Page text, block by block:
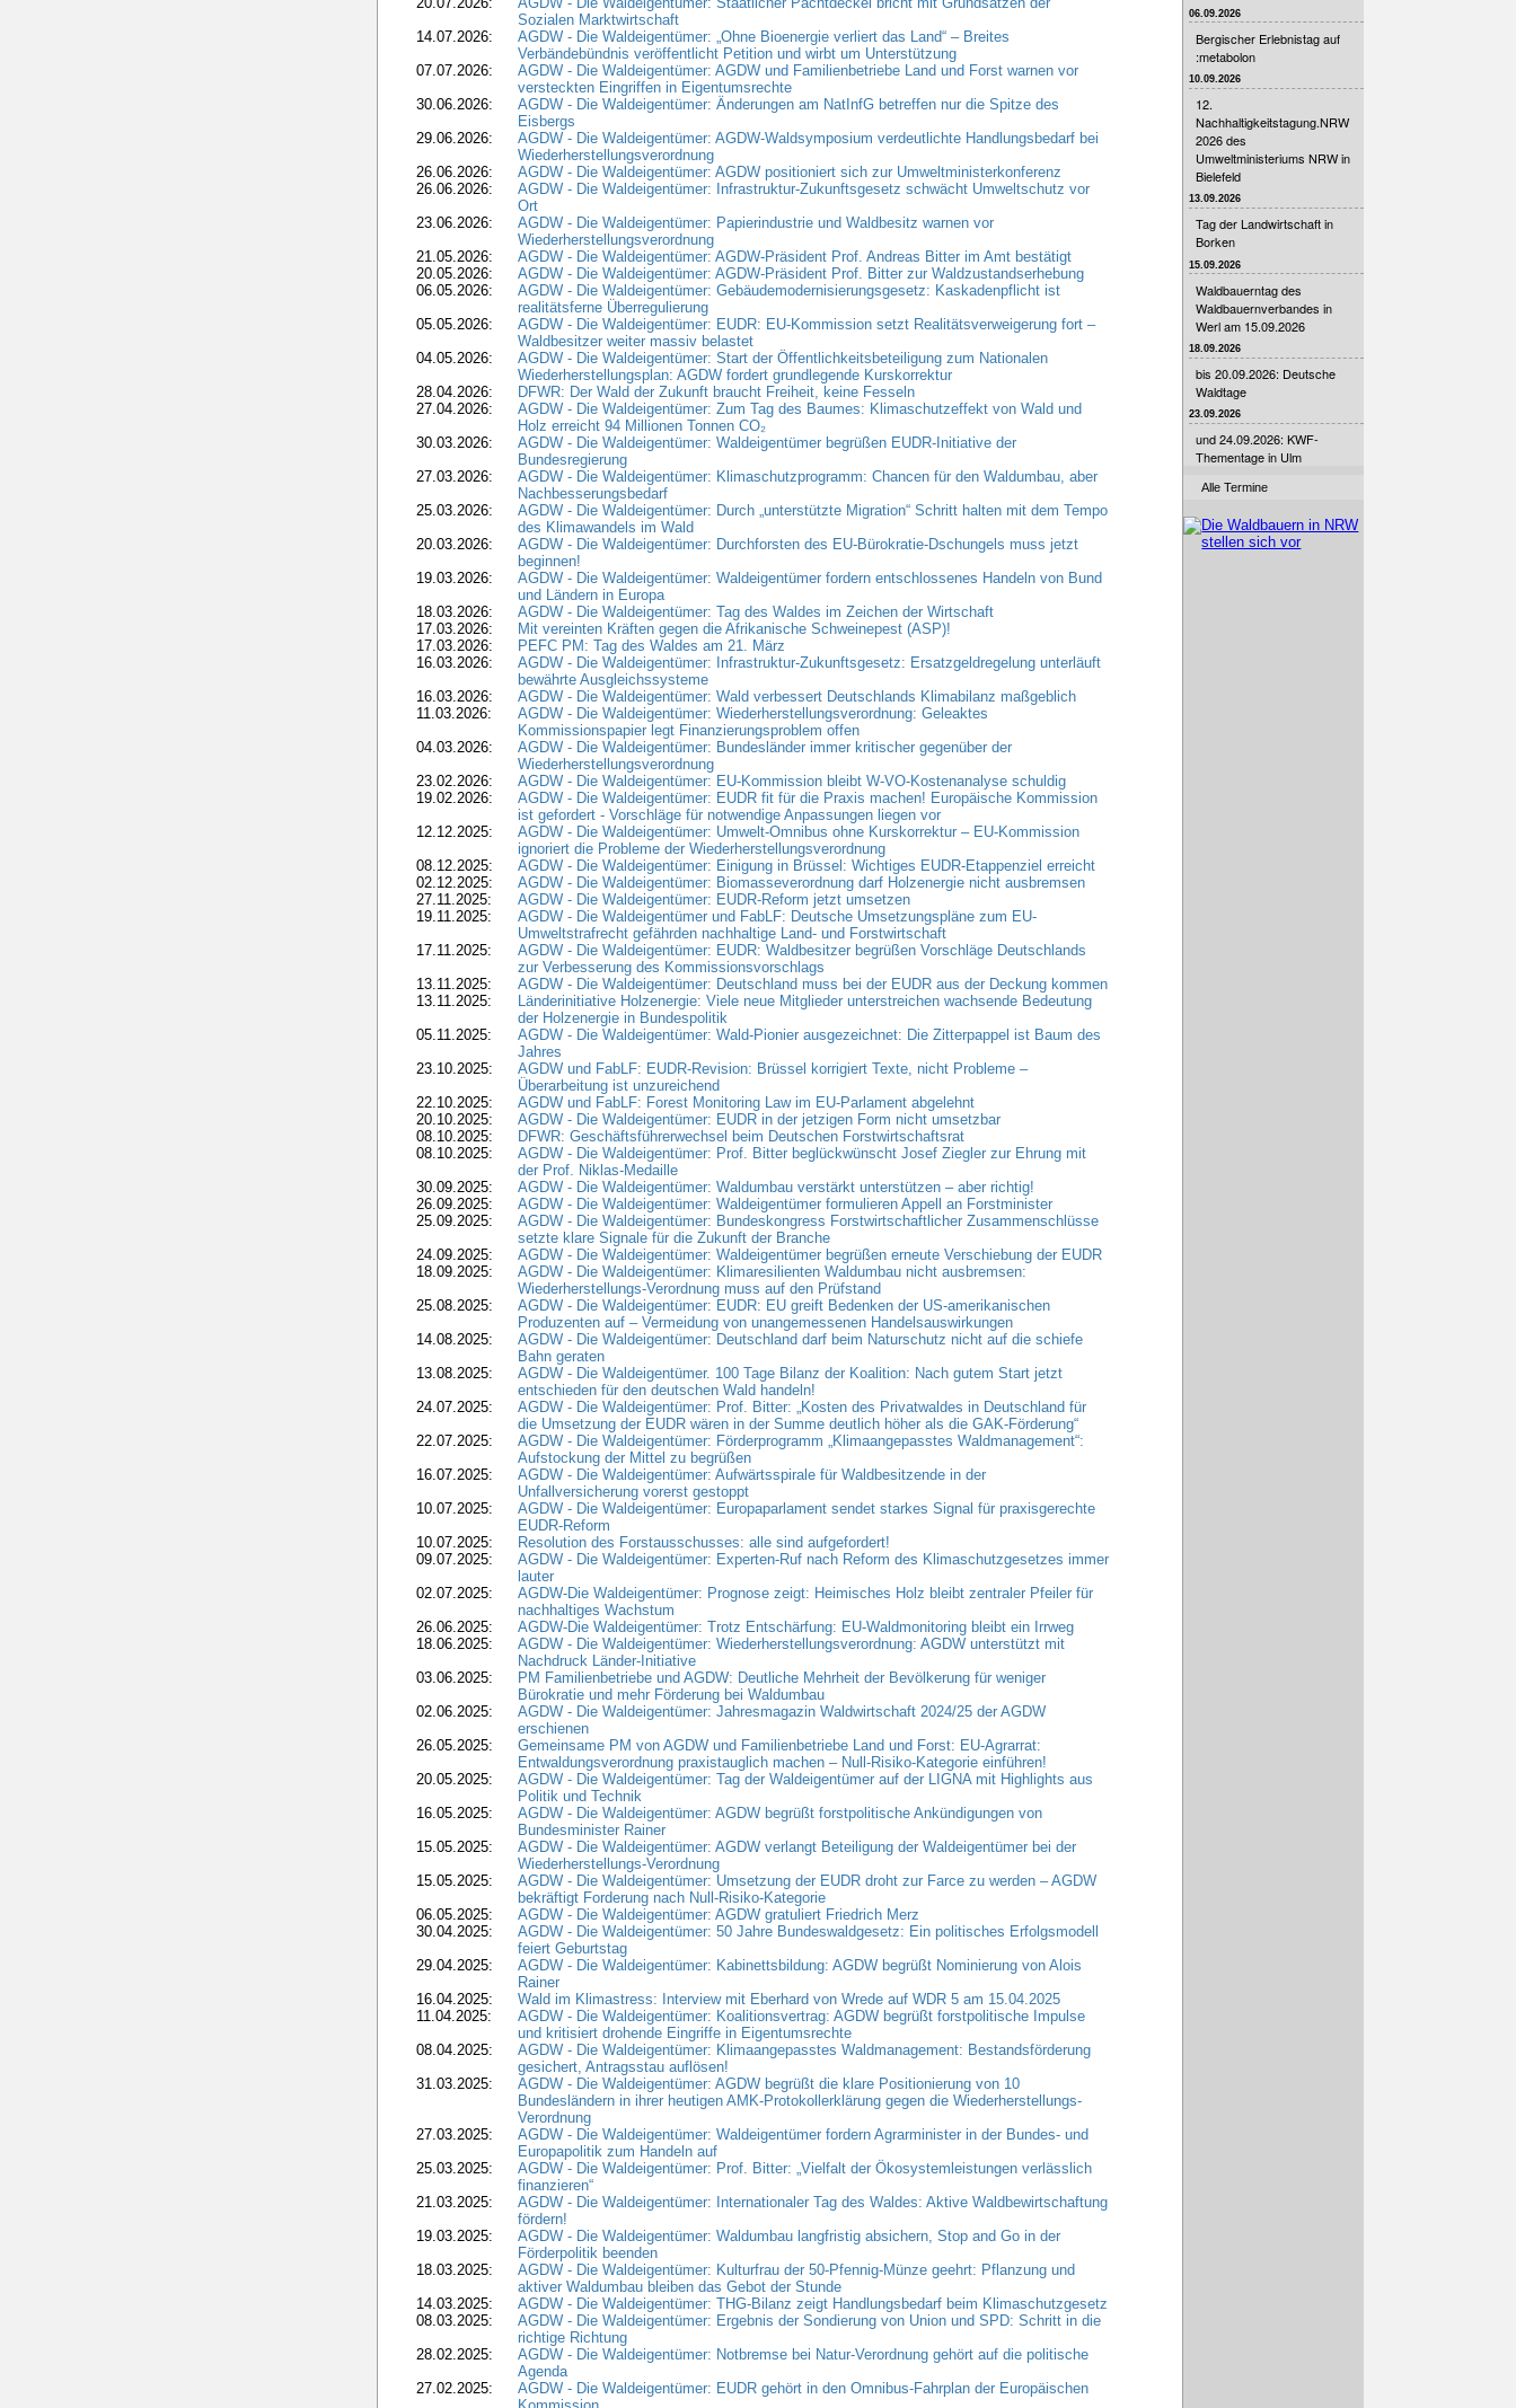
Sozialen Marktwirtschaft
14.07.2026:
AGDW - Die Waldeigentümer: „Ohne Bioenergie verliert das Land“ – Breites
Verbändebündnis veröffentlicht Petition und wirbt um Unterstützung
07.07.2026:
AGDW - Die Waldeigentümer: AGDW und Familienbetriebe Land und Forst warnen vor
versteckten Eingriffen in Eigentumsrechte
30.06.2026:
AGDW - Die Waldeigentümer: Änderungen am NatInfG betreffen nur die Spitze des
Eisbergs
29.06.2026:
AGDW - Die Waldeigentümer: AGDW-Waldsymposium verdeutlichte Handlungsbedarf bei
Wiederherstellungsverordnung
26.06.2026:
AGDW - Die Waldeigentümer: AGDW positioniert sich zur Umweltministerkonferenz
26.06.2026:
AGDW - Die Waldeigentümer: Infrastruktur-Zukunftsgesetz schwächt Umweltschutz vor
Ort
23.06.2026:
AGDW - Die Waldeigentümer: Papierindustrie und Waldbesitz warnen vor
Wiederherstellungsverordnung
21.05.2026:
AGDW - Die Waldeigentümer: AGDW-Präsident Prof. Andreas Bitter im Amt bestätigt
20.05.2026:
AGDW - Die Waldeigentümer: AGDW-Präsident Prof. Bitter zur Waldzustandserhebung
06.05.2026:
AGDW - Die Waldeigentümer: Gebäudemodernisierungsgesetz: Kaskadenpflicht ist
realitätsferne Überregulierung
05.05.2026:
AGDW - Die Waldeigentümer: EUDR: EU-Kommission setzt Realitätsverweigerung fort –
Waldbesitzer weiter massiv belastet
04.05.2026:
AGDW - Die Waldeigentümer: Start der Öffentlichkeitsbeteiligung zum Nationalen
Wiederherstellungsplan: AGDW fordert grundlegende Kurskorrektur
28.04.2026:
DFWR: Der Wald der Zukunft braucht Freiheit, keine Fesseln
27.04.2026:
AGDW - Die Waldeigentümer: Zum Tag des Baumes: Klimaschutzeffekt von Wald und
Holz erreicht 94 Millionen Tonnen CO₂
30.03.2026:
AGDW - Die Waldeigentümer: Waldeigentümer begrüßen EUDR-Initiative der
Bundesregierung
27.03.2026:
AGDW - Die Waldeigentümer: Klimaschutzprogramm: Chancen für den Waldumbau, aber
Nachbesserungsbedarf
25.03.2026:
AGDW - Die Waldeigentümer: Durch „unterstützte Migration“ Schritt halten mit dem Tempo
des Klimawandels im Wald
20.03.2026:
AGDW - Die Waldeigentümer: Durchforsten des EU-Bürokratie-Dschungels muss jetzt
beginnen!
19.03.2026:
AGDW - Die Waldeigentümer: Waldeigentümer fordern entschlossenes Handeln von Bund
und Ländern in Europa
18.03.2026:
AGDW - Die Waldeigentümer: Tag des Waldes im Zeichen der Wirtschaft
17.03.2026:
Mit vereinten Kräften gegen die Afrikanische Schweinepest (ASP)!
17.03.2026:
PEFC PM: Tag des Waldes am 21. März
16.03.2026:
AGDW - Die Waldeigentümer: Infrastruktur-Zukunftsgesetz: Ersatzgeldregelung unterläuft
bewährte Ausgleichssysteme
16.03.2026:
AGDW - Die Waldeigentümer: Wald verbessert Deutschlands Klimabilanz maßgeblich
11.03.2026:
AGDW - Die Waldeigentümer: Wiederherstellungsverordnung: Geleaktes
Kommissionspapier legt Finanzierungsproblem offen
04.03.2026:
AGDW - Die Waldeigentümer: Bundesländer immer kritischer gegenüber der
Wiederherstellungsverordnung
23.02.2026:
AGDW - Die Waldeigentümer: EU-Kommission bleibt W-VO-Kostenanalyse schuldig
19.02.2026:
AGDW - Die Waldeigentümer: EUDR fit für die Praxis machen! Europäische Kommission
ist gefordert - Vorschläge für notwendige Anpassungen liegen vor
12.12.2025:
AGDW - Die Waldeigentümer: Umwelt-Omnibus ohne Kurskorrektur – EU-Kommission
ignoriert die Probleme der Wiederherstellungsverordnung
08.12.2025:
AGDW - Die Waldeigentümer: Einigung in Brüssel: Wichtiges EUDR-Etappenziel erreicht
02.12.2025:
AGDW - Die Waldeigentümer: Biomasseverordnung darf Holzenergie nicht ausbremsen
27.11.2025:
AGDW - Die Waldeigentümer: EUDR-Reform jetzt umsetzen
19.11.2025:
AGDW - Die Waldeigentümer und FabLF: Deutsche Umsetzungspläne zum EU-
Umweltstrafrecht gefährden nachhaltige Land- und Forstwirtschaft
17.11.2025:
AGDW - Die Waldeigentümer: EUDR: Waldbesitzer begrüßen Vorschläge Deutschlands
zur Verbesserung des Kommissionsvorschlags
13.11.2025:
AGDW - Die Waldeigentümer: Deutschland muss bei der EUDR aus der Deckung kommen
13.11.2025:
Länderinitiative Holzenergie: Viele neue Mitglieder unterstreichen wachsende Bedeutung
der Holzenergie in Bundespolitik
05.11.2025:
AGDW - Die Waldeigentümer: Wald-Pionier ausgezeichnet: Die Zitterpappel ist Baum des
Jahres
23.10.2025:
AGDW und FabLF: EUDR-Revision: Brüssel korrigiert Texte, nicht Probleme –
Überarbeitung ist unzureichend
22.10.2025:
AGDW und FabLF: Forest Monitoring Law im EU-Parlament abgelehnt
20.10.2025:
AGDW - Die Waldeigentümer: EUDR in der jetzigen Form nicht umsetzbar
08.10.2025:
DFWR: Geschäftsführerwechsel beim Deutschen Forstwirtschaftsrat
08.10.2025:
AGDW - Die Waldeigentümer: Prof. Bitter beglückwünscht Josef Ziegler zur Ehrung mit
der Prof. Niklas-Medaille
30.09.2025:
AGDW - Die Waldeigentümer: Waldumbau verstärkt unterstützen – aber richtig!
26.09.2025:
AGDW - Die Waldeigentümer: Waldeigentümer formulieren Appell an Forstminister
25.09.2025:
AGDW - Die Waldeigentümer: Bundeskongress Forstwirtschaftlicher Zusammenschlüsse
setzte klare Signale für die Zukunft der Branche
24.09.2025:
AGDW - Die Waldeigentümer: Waldeigentümer begrüßen erneute Verschiebung der EUDR
18.09.2025:
AGDW - Die Waldeigentümer: Klimaresilienten Waldumbau nicht ausbremsen:
Wiederherstellungs-Verordnung muss auf den Prüfstand
25.08.2025:
AGDW - Die Waldeigentümer: EUDR: EU greift Bedenken der US-amerikanischen
Produzenten auf – Vermeidung von unangemessenen Handelsauswirkungen
14.08.2025:
AGDW - Die Waldeigentümer: Deutschland darf beim Naturschutz nicht auf die schiefe
Bahn geraten
13.08.2025:
AGDW - Die Waldeigentümer. 100 Tage Bilanz der Koalition: Nach gutem Start jetzt
entschieden für den deutschen Wald handeln!
24.07.2025:
AGDW - Die Waldeigentümer: Prof. Bitter: „Kosten des Privatwaldes in Deutschland für
die Umsetzung der EUDR wären in der Summe deutlich höher als die GAK-Förderung“
22.07.2025:
AGDW - Die Waldeigentümer: Förderprogramm „Klimaangepasstes Waldmanagement“:
Aufstockung der Mittel zu begrüßen
16.07.2025:
AGDW - Die Waldeigentümer: Aufwärtsspirale für Waldbesitzende in der
Unfallversicherung vorerst gestoppt
10.07.2025:
AGDW - Die Waldeigentümer: Europaparlament sendet starkes Signal für praxisgerechte
EUDR-Reform
10.07.2025:
Resolution des Forstausschusses: alle sind aufgefordert!
09.07.2025:
AGDW - Die Waldeigentümer: Experten-Ruf nach Reform des Klimaschutzgesetzes immer
lauter
02.07.2025:
AGDW-Die Waldeigentümer: Prognose zeigt: Heimisches Holz bleibt zentraler Pfeiler für
nachhaltiges Wachstum
26.06.2025:
AGDW-Die Waldeigentümer: Trotz Entschärfung: EU-Waldmonitoring bleibt ein Irrweg
18.06.2025:
AGDW - Die Waldeigentümer: Wiederherstellungsverordnung: AGDW unterstützt mit
Nachdruck Länder-Initiative
03.06.2025:
PM Familienbetriebe und AGDW: Deutliche Mehrheit der Bevölkerung für weniger
Bürokratie und mehr Förderung bei Waldumbau
02.06.2025:
AGDW - Die Waldeigentümer: Jahresmagazin Waldwirtschaft 2024/25 der AGDW
erschienen
26.05.2025:
Gemeinsame PM von AGDW und Familienbetriebe Land und Forst: EU-Agrarrat:
Entwaldungsverordnung praxistauglich machen – Null-Risiko-Kategorie einführen!
20.05.2025:
AGDW - Die Waldeigentümer: Tag der Waldeigentümer auf der LIGNA mit Highlights aus
Politik und Technik
16.05.2025:
AGDW - Die Waldeigentümer: AGDW begrüßt forstpolitische Ankündigungen von
Bundesminister Rainer
15.05.2025:
AGDW - Die Waldeigentümer: AGDW verlangt Beteiligung der Waldeigentümer bei der
Wiederherstellungs-Verordnung
15.05.2025:
AGDW - Die Waldeigentümer: Umsetzung der EUDR droht zur Farce zu werden – AGDW
bekräftigt Forderung nach Null-Risiko-Kategorie
06.05.2025:
AGDW - Die Waldeigentümer: AGDW gratuliert Friedrich Merz
30.04.2025:
AGDW - Die Waldeigentümer: 50 Jahre Bundeswaldgesetz: Ein politisches Erfolgsmodell
feiert Geburtstag
29.04.2025:
AGDW - Die Waldeigentümer: Kabinettsbildung: AGDW begrüßt Nominierung von Alois
Rainer
16.04.2025:
Wald im Klimastress: Interview mit Eberhard von Wrede auf WDR 5 am 15.04.2025
11.04.2025:
AGDW - Die Waldeigentümer: Koalitionsvertrag: AGDW begrüßt forstpolitische Impulse
und kritisiert drohende Eingriffe in Eigentumsrechte
08.04.2025:
AGDW - Die Waldeigentümer: Klimaangepasstes Waldmanagement: Bestandsförderung
gesichert, Antragsstau auflösen!
31.03.2025:
AGDW - Die Waldeigentümer: AGDW begrüßt die klare Positionierung von 10
Bundesländern in ihrer heutigen AMK-Protokollerklärung gegen die Wiederherstellungs-
Verordnung
27.03.2025:
AGDW - Die Waldeigentümer: Waldeigentümer fordern Agrarminister in der Bundes- und
Europapolitik zum Handeln auf
25.03.2025:
AGDW - Die Waldeigentümer: Prof. Bitter: „Vielfalt der Ökosystemleistungen verlässlich
finanzieren“
21.03.2025:
AGDW - Die Waldeigentümer: Internationaler Tag des Waldes: Aktive Waldbewirtschaftung
fördern!
19.03.2025:
AGDW - Die Waldeigentümer: Waldumbau langfristig absichern, Stop and Go in der
Förderpolitik beenden
18.03.2025:
AGDW - Die Waldeigentümer: Kulturfrau der 50-Pfennig-Münze geehrt: Pflanzung und
aktiver Waldumbau bleiben das Gebot der Stunde
14.03.2025:
AGDW - Die Waldeigentümer: THG-Bilanz zeigt Handlungsbedarf beim Klimaschutzgesetz
08.03.2025:
AGDW - Die Waldeigentümer: Ergebnis der Sondierung von Union und SPD: Schritt in die
richtige Richtung
28.02.2025:
AGDW - Die Waldeigentümer: Notbremse bei Natur-Verordnung gehört auf die politische
Agenda
27.02.2025:
AGDW - Die Waldeigentümer: EUDR gehört in den Omnibus-Fahrplan der Europäischen
06.09.2026
Bergischer Erlebnistag auf
:metabolon
10.09.2026
12.
Nachhaltigkeitstagung.NRW
2026 des
Umweltministeriums NRW in
Bielefeld
13.09.2026
Tag der Landwirtschaft in
Borken
15.09.2026
Waldbauerntag des
Waldbauernverbandes in
Werl am 15.09.2026
18.09.2026
bis 20.09.2026: Deutsche
Waldtage
23.09.2026
und 24.09.2026: KWF-
Thementage in Ulm
Alle Termine